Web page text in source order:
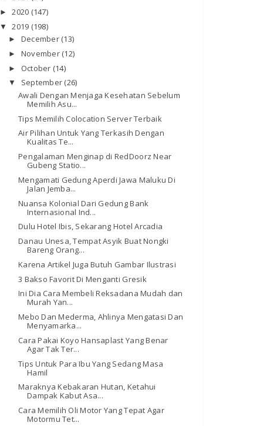
►2020 (147)
▼2019 (198)
► December (13)
► November (12)
► October (14)
▼ September (26)
Awali Dengan Menjaga Kesehatan Sebelum
Memilih Asu...
Tips Memilih Colocation Server Terbaik
Air Pilihan Untuk Yang Terkasih Dengan
Kualitas Te...
Pengalaman Menginap di RedDoorz Near
Gubeng Statio...
Mengamati Gedung Aperdi Jawa Maluku Di
Jalan Jemba...
Nuansa Kolonial Dari Gedung Bank
Internasional Ind...
Dulu Hotel Ibis, Sekarang Hotel Arcadia
Danau Unesa, Tempat Asyik Buat Nongki
Bareng Orang...
Karena Artikel Juga Butuh Gambar Ilustrasi
3 Bakso Favorit Di Menganti Gresik
Ini Dia Cara Membeli Reksadana Mudah dan
Murah Yan...
Mebo Dan Mederma, Ahlinya Mengatasi Dan
Menyamarka...
Cara Pakai Koyo Hansaplast Yang Benar
Agar Tak Ter...
Tips Untuk Para Ibu Yang Sedang Masa
Hamil
Maraknya Kebakaran Hutan, Ketahui
Dampak Kabut Asa...
Cara Memilih Oli Motor Yang Tepat Agar
Motormu Tet...